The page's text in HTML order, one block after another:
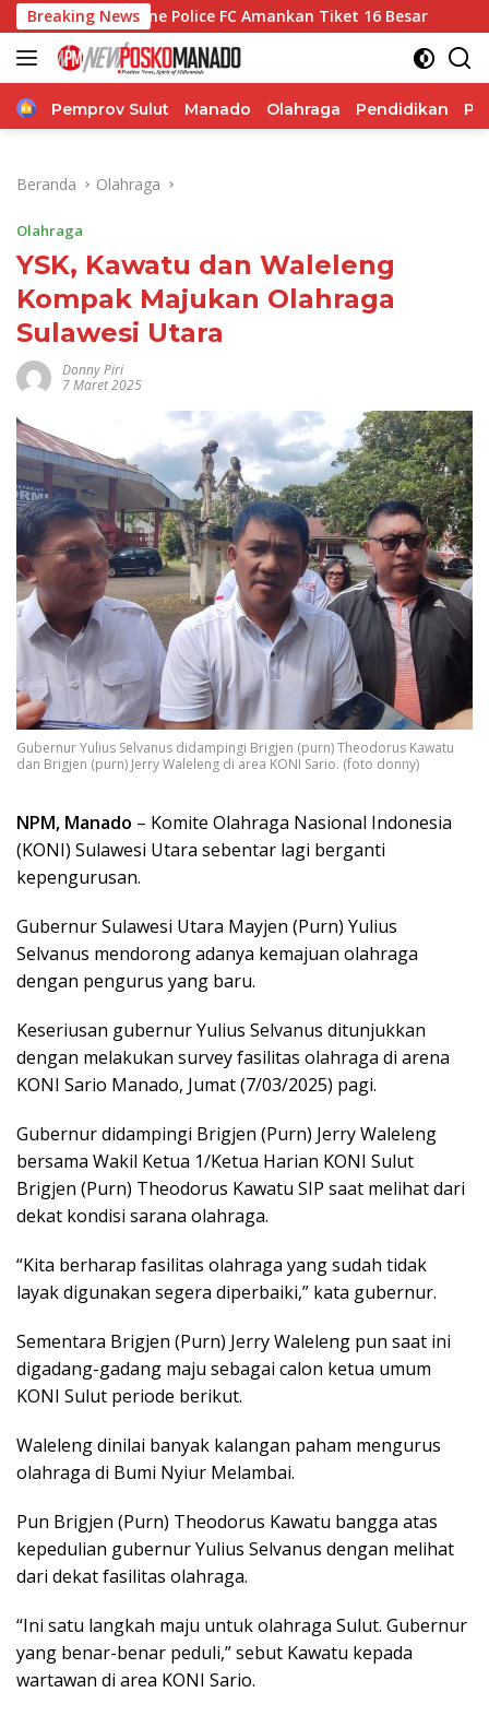
Langsung
ke
konten
Breaking News
Marine Police FC Amankan Tiket 16 Besar Sosok
Home
Pemprov Sulut Manado Olahraga Pendidikan
Beranda Olahraga
Olahraga
YSK, Kawatu dan Waleleng
Kompak Majukan Olahraga
Sulawesi Utara
Donny Piri
7 Maret 2025
Gubernur Yulius Selvanus didampingi Brigjen (purn) Theodorus Kawatu
dan Brigjen (purn) Jerry Waleleng di area KONI Sario. (foto donny)
NPM, Manado – Komite Olahraga Nasional Indonesia
(KONI) Sulawesi Utara sebentar lagi berganti
kepengurusan.
Gubernur Sulawesi Utara Mayjen (Purn) Yulius
Selvanus mendorong adanya kemajuan olahraga
dengan pengurus yang baru.
Keseriusan gubernur Yulius Selvanus ditunjukkan
dengan melakukan survey fasilitas olahraga di arena
KONI Sario Manado, Jumat (7/03/2025) pagi.
Gubernur didampingi Brigjen (Purn) Jerry Waleleng
bersama Wakil Ketua 1/Ketua Harian KONI Sulut
Brigjen (Purn) Theodorus Kawatu SIP saat melihat dari
dekat kondisi sarana olahraga.
“Kita berharap fasilitas olahraga yang sudah tidak
layak digunakan segera diperbaiki,” kata gubernur.
Sementara Brigjen (Purn) Jerry Waleleng pun saat ini
digadang-gadang maju sebagai calon ketua umum
KONI Sulut periode berikut.
Waleleng dinilai banyak kalangan paham mengurus
olahraga di Bumi Nyiur Melambai.
Pun Brigjen (Purn) Theodorus Kawatu bangga atas
kepedulian gubernur Yulius Selvanus dengan melihat
dari dekat fasilitas olahraga.
“Ini satu langkah maju untuk olahraga Sulut. Gubernur
yang benar-benar peduli,” sebut Kawatu kepada
wartawan di area KONI Sario.